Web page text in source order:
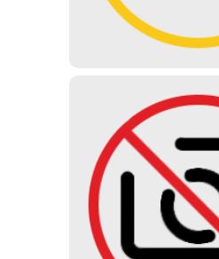
Foto-, Video- und
sind im Museum
werden keine